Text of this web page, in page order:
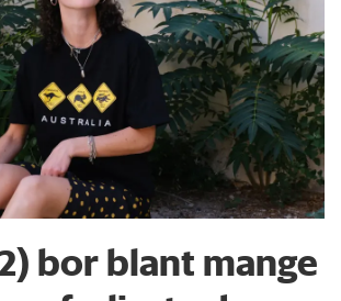
bor blant mange